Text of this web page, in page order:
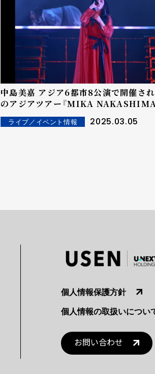
中島美嘉 アジア6都市8公演で開催される自身初
のアジアツアー『MIKA
TOUR 2025』スタート！
ライブ／イベント情報 2025.03.05
個人情報保護方針
個人情報の取扱いについ
お問い合わせ